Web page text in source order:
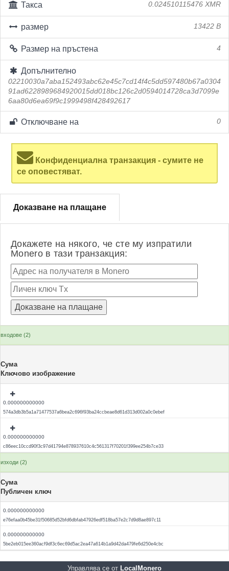
Такса 0.024510115476 XMR
размер 13422 B
Размер на пръстена 4
Допълнително
02210030a7aba152493abc62e45c7cd14f4c5dd597480b67a0304
91ad6228989684920015dd018bc126c2d0594014728ca3d7099e
6aa80d6ea69f9c1999498f428492617
Отключване на 0
Конфиденциална транзакция - сумите не
се оповестяват.
Доказване на плащане
Докажете на някого, че сте му изпратили
Monero в тази транзакция:
входове (2)
Сума
Ключово изображение
0.000000000000
574a3db3b5a1a71477537a6bea2c696f93ba24ccbeae8d61d313d002a0c0ebef
0.000000000000
c86eec10ccd90f3c97d41794e878937610c4c561317f70201f399ee254b7ce33
изходи (2)
Сума
Публичен ключ
0.000000000000
e76efaa0b45be31f50685d52bfd6dbfab47926edf518ba57e2c7d9d8ae897c11
0.000000000000
5be2eb015ee360acf9df3c6ec69d5ac2ea47a614b1a9d42da479fe6d250e4cbc
Управлява се от LocalMonero